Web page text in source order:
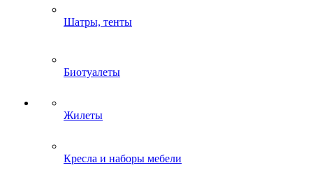
Шатры, тенты
Биотуалеты
Жилеты
Кресла и наборы мебели